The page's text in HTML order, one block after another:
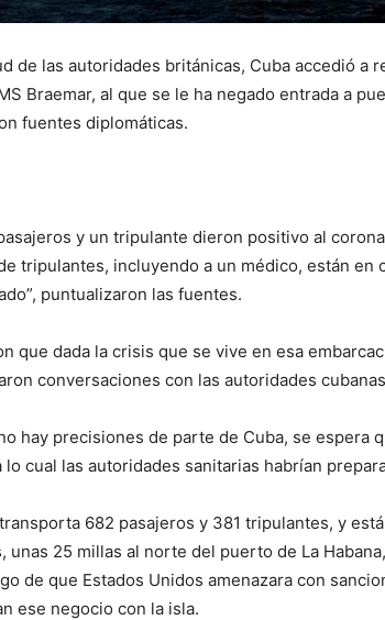
de las autoridades británicas, Cuba accedió a
Braemar, al que se le ha negado entrada a
fuentes diplomáticas.
y un tripulante dieron positivo al
tripulantes, incluyendo a un médico, están en
puntualizaron las fuentes.
que dada la crisis que se vive en esa
conversaciones con las autoridades
hay precisiones de parte de Cuba, se espera
lo cual las autoridades sanitarias habrían
682 pasajeros y 381 tripulantes, y
unas 25 millas al norte del puerto de La
de que Estados Unidos amenazara con
ese negocio con la isla.